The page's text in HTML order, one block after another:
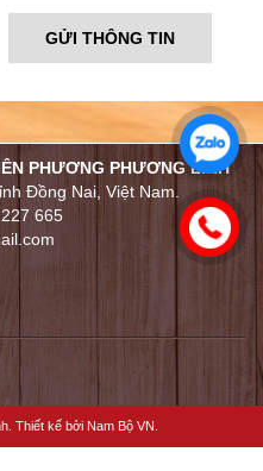
PHƯƠNG PHƯƠNG LINH
Đồng Nai, Việt Nam.
665
Thiết kế bởi Nam Bộ VN